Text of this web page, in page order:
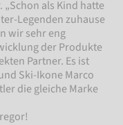
„Schon als Kind hatte
Legenden zuhause
wir sehr eng
der Produkte
Partner. Es ist
Ski-Ikone Marco
die gleiche Marke